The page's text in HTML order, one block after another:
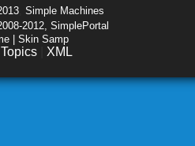
Simple Machines
2012, SimplePortal
| Skin Samp
Topics XML